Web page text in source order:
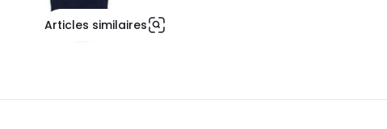
Articles similaires